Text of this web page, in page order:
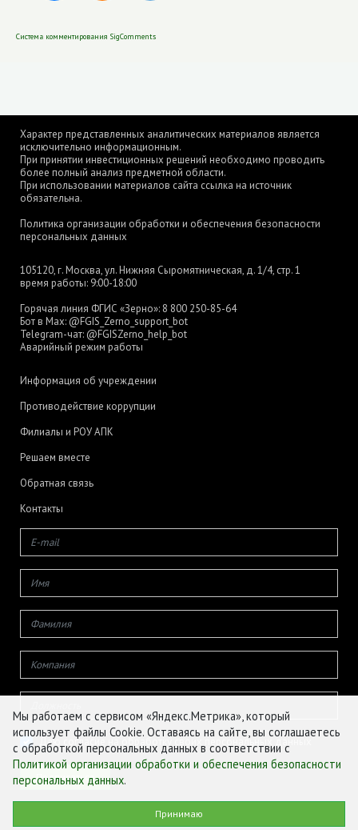
Система комментирования SigComments
Характер представленных аналитических материалов является
исключительно информационным.
При принятии инвестиционных решений необходимо проводить
более полный анализ предметной области.
При использовании материалов сайта ссылка на источник
обязательна.
Политика организации обработки и обеспечения безопасности
персональных данных
105120, г. Москва, ул. Нижняя Сыромятническая, д. 1/4, стр. 1
время работы: 9:00-18:00
Горячая линия ФГИС «Зерно»: 8 800 250-85-64
Бот в Max: @FGIS_Zerno_support_bot
Telegram-чат: @FGISZerno_help_bot
Аварийный режим работы
Информация об учреждении
Противодействие коррупции
Филиалы и РОУ АПК
Решаем вместе
Обратная связь
Контакты
Даю согласие на обработку своих персональных данных
© ФГБУ «ЦЕНТР АГРОАНАЛИТИКИ», 2026
Мы работаем с сервисом «Яндекс.Метрика», который
использует файлы Cookie. Оставаясь на сайте, вы соглашаетесь
с обработкой персональных данных в соответствии с
Политикой организации обработки и обеспечения безопасности
персональных данных.
Принимаю